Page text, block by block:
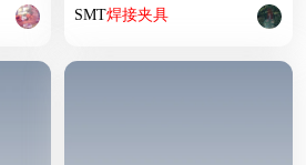
SMT焊接夹具